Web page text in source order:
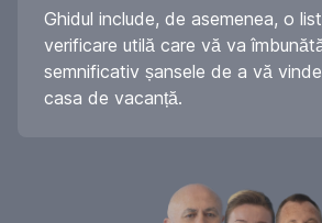
Ghidul include, de asemenea, o
verificare utilă care vă va
semnificativ șansele de a vă
casa de vacanță.